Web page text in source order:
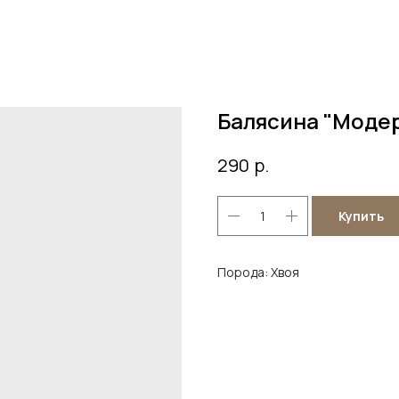
Балясина
290 р.
Купить
Порода: Хвоя